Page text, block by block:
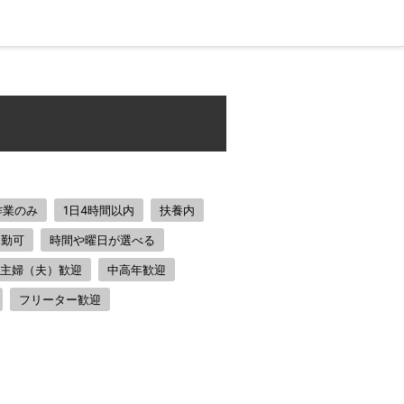
のみ 1日4時間以内 扶養内
可 時間や曜日が選べる
主婦（夫）歓迎 中高年歓迎
フリーター歓迎